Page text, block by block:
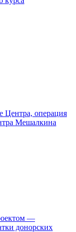
Центра, операция
Мешалкина
—
донорских